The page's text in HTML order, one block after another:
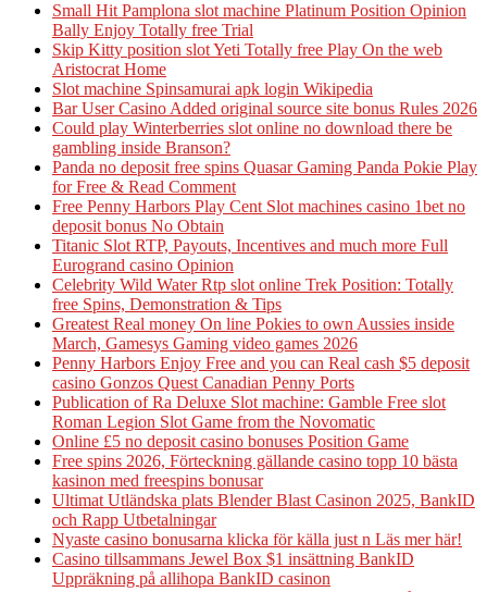
Small Hit Pamplona slot machine Platinum Position Opinion
Bally Enjoy Totally free Trial
Skip Kitty position slot Yeti Totally free Play On the web
Aristocrat Home
Slot machine Spinsamurai apk login Wikipedia
Bar User Casino Added original source site bonus Rules 2026
Could play Winterberries slot online no download there be
gambling inside Branson?
Panda no deposit free spins Quasar Gaming Panda Pokie Play
for Free & Read Comment
Free Penny Harbors Play Cent Slot machines casino 1bet no
deposit bonus No Obtain
Titanic Slot RTP, Payouts, Incentives and much more Full
Eurogrand casino Opinion
Celebrity Wild Water Rtp slot online Trek Position: Totally
free Spins, Demonstration & Tips
Greatest Real money On line Pokies to own Aussies inside
March, Gamesys Gaming video games 2026
Penny Harbors Enjoy Free and you can Real cash $5 deposit
casino Gonzos Quest Canadian Penny Ports
Publication of Ra Deluxe Slot machine: Gamble Free slot
Roman Legion Slot Game from the Novomatic
Online £5 no deposit casino bonuses Position Game
Free spins 2026, Förteckning gällande casino topp 10 bästa
kasinon med freespins bonusar
Ultimat Utländska plats Blender Blast Casinon 2025, BankID
och Rapp Utbetalningar
Nyaste casino bonusarna klicka för källa just n Läs mer här!
Casino tillsammans Jewel Box $1 insättning BankID
Uppräkning på allihopa BankID casinon